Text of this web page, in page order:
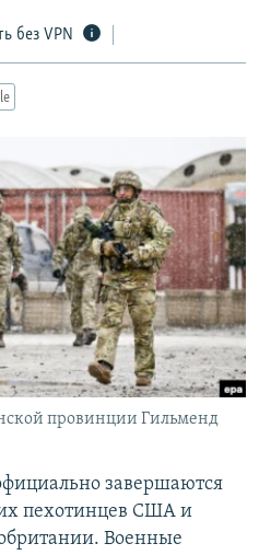
без VPN
провинции Гильменд
завершаются
пехотинцев США и
Военные